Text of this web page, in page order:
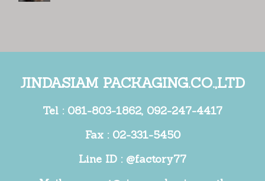
JINDASIAM PACKAGING.CO.,LTD
Tel : 081-803-1862, 092-247-4417
Fax : 02-331-5450
Line ID : @factory77